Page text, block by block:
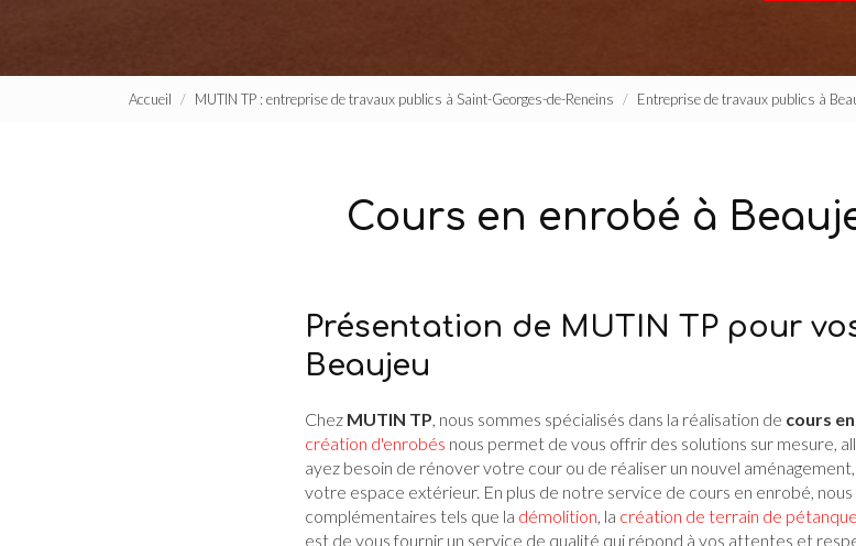
Accueil MUTIN TP : entreprise de travaux publics à Saint-Georges-de-Reneins Entreprise de travaux publics à
Cours en enrobé à
Présentation de MUTIN TP pour
Beaujeu
Chez MUTIN TP, nous sommes spécialisés dans la réalisation de cours
création d'enrobés nous permet de vous offrir des solutions sur mesure,
ayez besoin de rénover votre cour ou de réaliser un nouvel
votre espace extérieur. En plus de notre service de cours en enrobé,
complémentaires tels que la démolition, la création de terrain de pétanque
est de vous fournir un service de qualité qui répond à vos attentes et